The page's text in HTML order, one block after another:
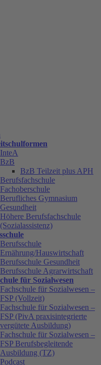
InteA
BzB
BzB Teilzeit plus APH
Berufsfachschule
Fachoberschule
Berufliches Gymnasium
Gesundheit
Höhere Berufsfachschule
(Sozialassistenz)
Berufsschule
Ernährung/Hauswirtschaft
Berufsschule Gesundheit
Berufsschule Agrarwirtschaft
für Sozialwesen
Fachschule für Sozialwesen –
FSP (Vollzeit)
Fachschule für Sozialwesen –
FSP (PivA praxisintegrierte
vergütete Ausbildung)
Fachschule für Sozialwesen –
FSP Berufsbegleitende
Ausbildung (TZ)
Podcast